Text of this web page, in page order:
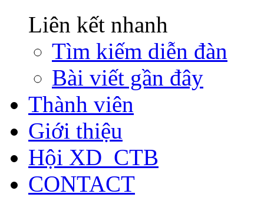
Liên kết nhanh
Tìm kiếm diễn đàn
Bài viết gần đây
Thành viên
Giới thiệu
Hội XD_CTB
CONTACT